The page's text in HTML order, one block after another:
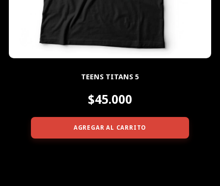
TEENS TITANS 5
$45.000
AGREGAR AL CARRITO